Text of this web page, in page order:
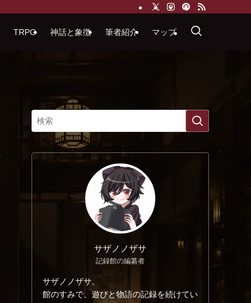
TRPG 神話と象徴 筆者紹介 マップ
サザノノザサ
記録館の編纂者
サザノノザサ。
館のすみで、遊びと物語の記録を続けてい